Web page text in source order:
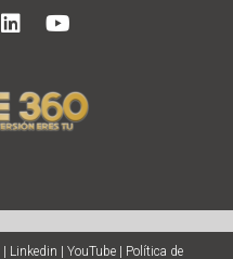
Linkedin YouTube| Política de